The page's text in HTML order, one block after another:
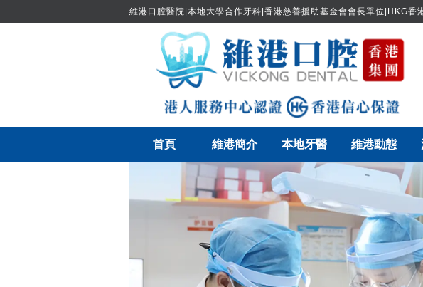
維港口腔醫院|本地大學合作牙科|香港慈善援助基金會會長單位|HKG
首頁 維港簡介 本地牙醫 維港動態